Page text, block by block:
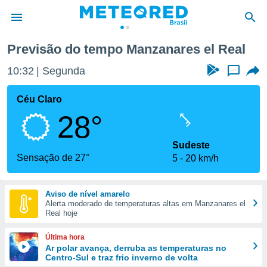
da
fornecidas
a este
das
e
forma
digital
Previsão do tempo Manzanares el Real
10:32 Segunda ...
Céu Claro
28°
Sensação de 27°
Sudeste
5
20 km/h
Aviso de nível amarelo
Alerta moderado de temperaturas altas em Manzanares el
Real hoje
Última hora
Ar polar avança, derruba as temperaturas no
Centro-Sul e traz frio inverno de volta